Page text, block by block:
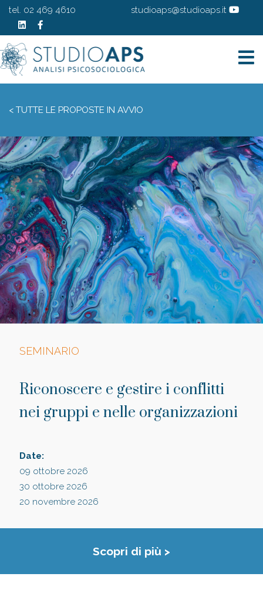
tel. 02 469 4610 studioaps@studioaps.it
< TUTTE LE PROPOSTE IN AVVIO
SEMINARIO
Riconoscere e gestire i conflitti
nei gruppi e nelle organizzazioni
Date:
09 ottobre 2026
30 ottobre 2026
20 novembre 2026
Scopri di più >